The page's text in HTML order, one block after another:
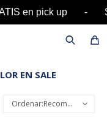
en pick
EN SALE
Recomendados